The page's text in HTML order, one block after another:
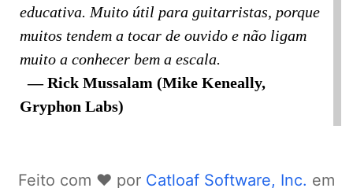
educativa. Muito útil para guitarristas, porque
muitos tendem a tocar de ouvido e não ligam
muito a conhecer bem a escala.
Rick Mussalam (Mike Keneally,
Gryphon Labs)
Feito com ❤️ por Catloaf Software, Inc. em